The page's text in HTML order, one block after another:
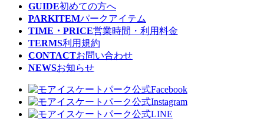
GUIDE初めての方へ
PARKITEMパークアイテム
TIME・PRICE営業時間・利用料金
TERMS利用規約
CONTACTお問い合わせ
NEWSお知らせ